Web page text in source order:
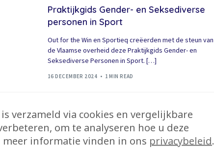
Praktijkgids Gender- en Seksediverse
personen in Sport
Out for the Win en Sportieq creëerden met de steun van
de Vlaamse overheid deze Praktijkgids Gender- en
Seksediverse Personen in Sport. […]
16 DECEMBER 2024 1 MIN READ
verzameld via cookies en vergelijkbare
om te analyseren hoe u deze
informatie vinden in ons privacybeleid.